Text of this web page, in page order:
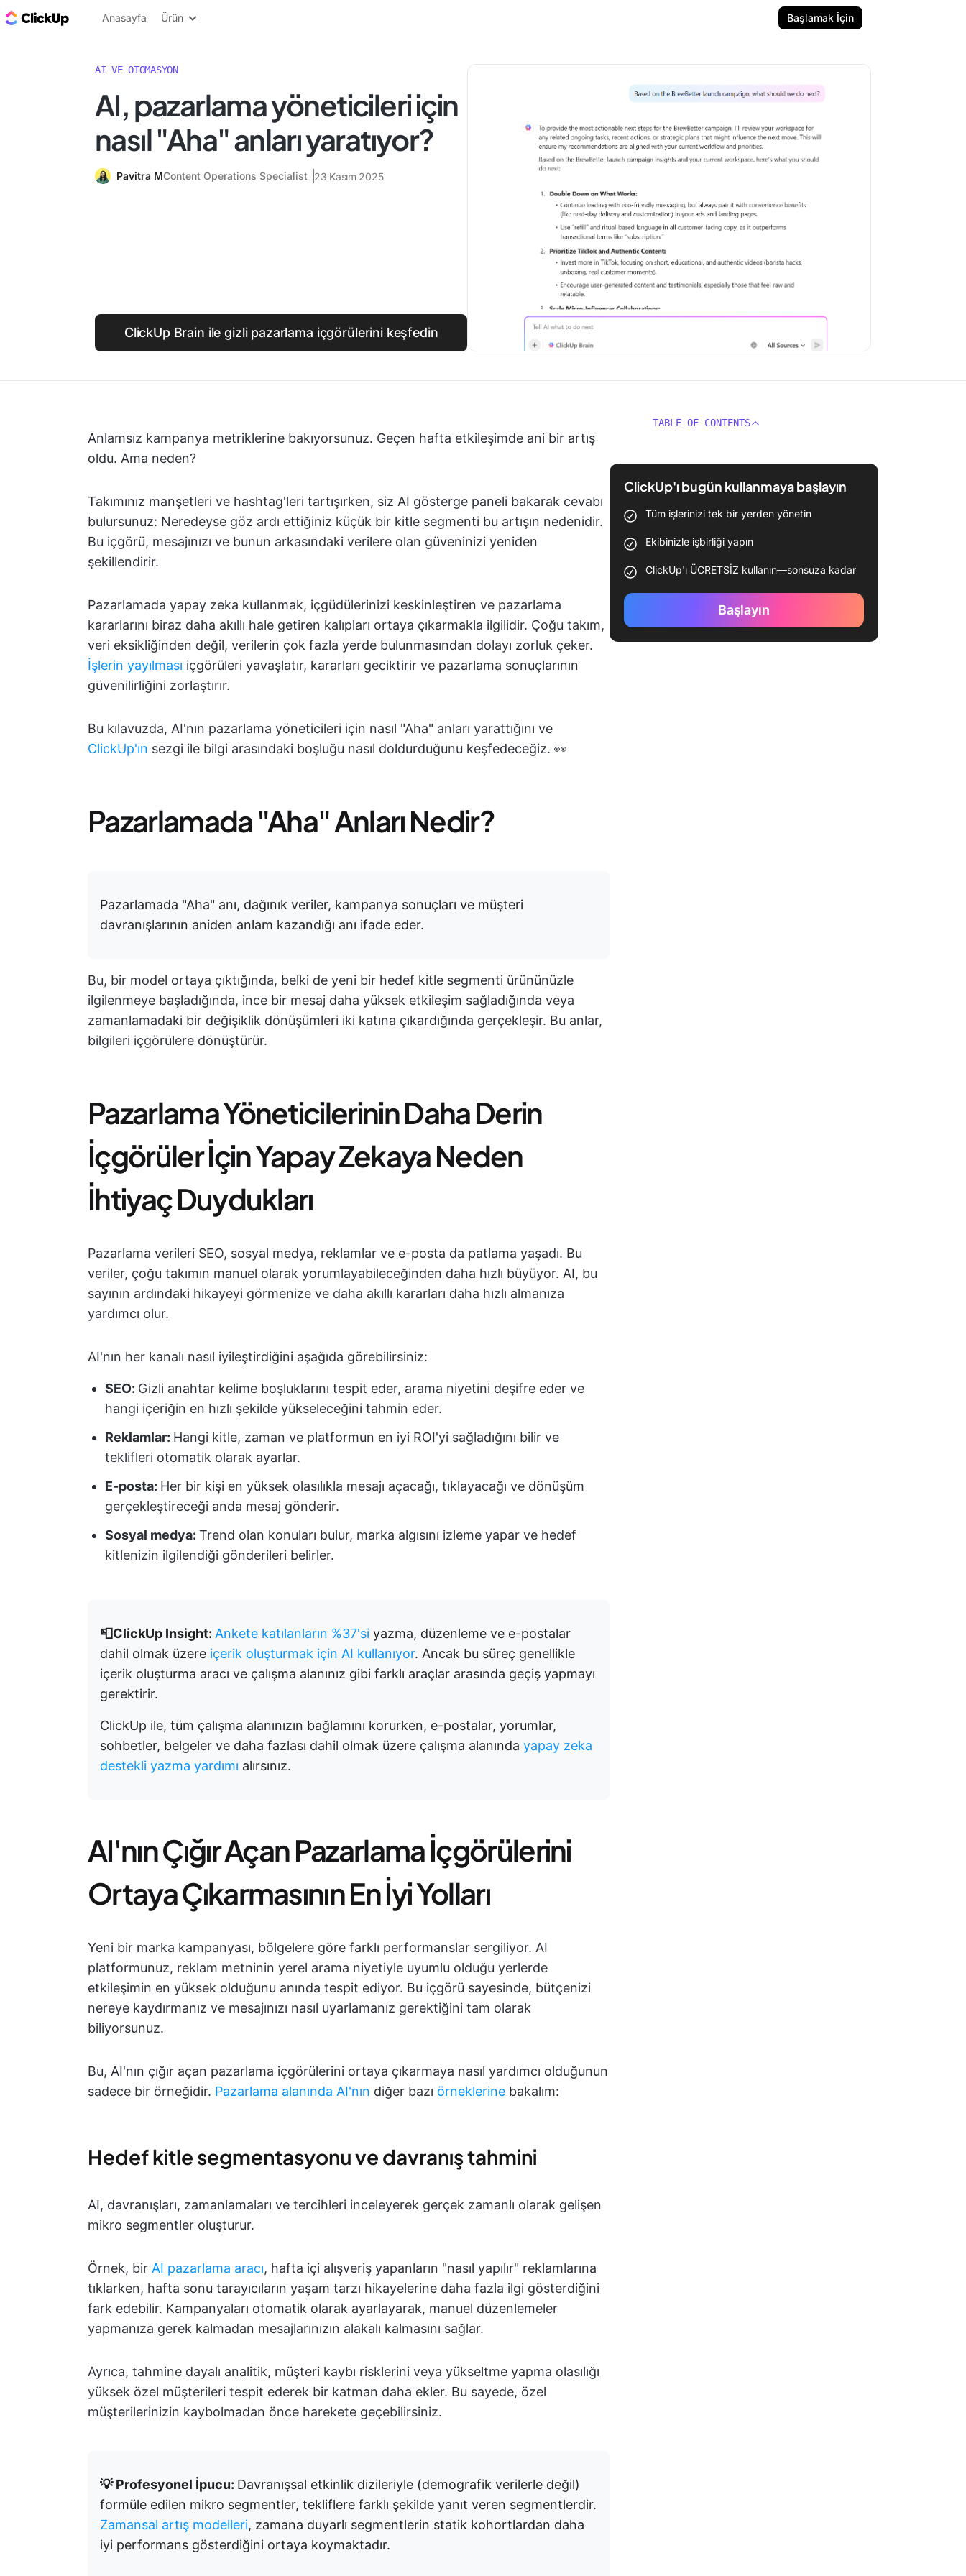
ClickUp Blog
Anasayfa Ürün Başlamak İçin
AI VE OTOMASYON
AI, pazarlama yöneticileri için
nasıl "Aha" anları yaratıyor?
Pavitra MContent Operations Specialist 23 Kasım 2025
ClickUp Brain ile gizli pazarlama içgörülerini keşfedin
Anlamsız kampanya metriklerine bakıyorsunuz. Geçen hafta etkileşimde ani bir artış
oldu. Ama neden?
Takımınız manşetleri ve hashtag'leri tartışırken, siz AI gösterge paneli bakarak cevabı
bulursunuz: Neredeyse göz ardı ettiğiniz küçük bir kitle segmenti bu artışın nedenidir.
Bu içgörü, mesajınızı ve bunun arkasındaki verilere olan güveninizi yeniden
şekillendirir.
Pazarlamada yapay zeka kullanmak, içgüdülerinizi keskinleştiren ve pazarlama
kararlarını biraz daha akıllı hale getiren kalıpları ortaya çıkarmakla ilgilidir. Çoğu takım,
veri eksikliğinden değil, verilerin çok fazla yerde bulunmasından dolayı zorluk çeker.
İşlerin yayılması içgörüleri yavaşlatır, kararları geciktirir ve pazarlama sonuçlarının
güvenilirliğini zorlaştırır.
Bu kılavuzda, AI'nın pazarlama yöneticileri için nasıl "Aha" anları yarattığını ve
ClickUp'ın sezgi ile bilgi arasındaki boşluğu nasıl doldurduğunu keşfedeceğiz. 👀
Pazarlamada "Aha" Anları Nedir?
Pazarlamada "Aha" anı, dağınık veriler, kampanya sonuçları ve müşteri
davranışlarının aniden anlam kazandığı anı ifade eder.
Bu, bir model ortaya çıktığında, belki de yeni bir hedef kitle segmenti ürününüzle
ilgilenmeye başladığında, ince bir mesaj daha yüksek etkileşim sağladığında veya
zamanlamadaki bir değişiklik dönüşümleri iki katına çıkardığında gerçekleşir. Bu anlar,
bilgileri içgörülere dönüştürür.
Pazarlama Yöneticilerinin Daha Derin
İçgörüler İçin Yapay Zekaya Neden
İhtiyaç Duydukları
Pazarlama verileri SEO, sosyal medya, reklamlar ve e-posta da patlama yaşadı. Bu
veriler, çoğu takımın manuel olarak yorumlayabileceğinden daha hızlı büyüyor. AI, bu
sayının ardındaki hikayeyi görmenize ve daha akıllı kararları daha hızlı almanıza
yardımcı olur.
AI'nın her kanalı nasıl iyileştirdiğini aşağıda görebilirsiniz:
SEO: Gizli anahtar kelime boşluklarını tespit eder, arama niyetini deşifre eder ve
hangi içeriğin en hızlı şekilde yükseleceğini tahmin eder.
Reklamlar: Hangi kitle, zaman ve platformun en iyi ROI'yi sağladığını bilir ve
teklifleri otomatik olarak ayarlar.
E-posta: Her bir kişi en yüksek olasılıkla mesajı açacağı, tıklayacağı ve dönüşüm
gerçekleştireceği anda mesaj gönderir.
Sosyal medya: Trend olan konuları bulur, marka algısını izleme yapar ve hedef
kitlenizin ilgilendiği gönderileri belirler.
📮ClickUp Insight: Ankete katılanların %37'si yazma, düzenleme ve e-postalar
dahil olmak üzere içerik oluşturmak için AI kullanıyor. Ancak bu süreç genellikle
içerik oluşturma aracı ve çalışma alanınız gibi farklı araçlar arasında geçiş yapmayı
gerektirir.
ClickUp ile, tüm çalışma alanınızın bağlamını korurken, e-postalar, yorumlar,
sohbetler, belgeler ve daha fazlası dahil olmak üzere çalışma alanında yapay zeka
destekli yazma yardımı alırsınız.
AI'nın Çığır Açan Pazarlama İçgörülerini
Ortaya Çıkarmasının En İyi Yolları
Yeni bir marka kampanyası, bölgelere göre farklı performanslar sergiliyor. AI
platformunuz, reklam metninin yerel arama niyetiyle uyumlu olduğu yerlerde
etkileşimin en yüksek olduğunu anında tespit ediyor. Bu içgörü sayesinde, bütçenizi
nereye kaydırmanız ve mesajınızı nasıl uyarlamanız gerektiğini tam olarak
biliyorsunuz.
Bu, AI'nın çığır açan pazarlama içgörülerini ortaya çıkarmaya nasıl yardımcı olduğunun
sadece bir örneğidir. Pazarlama alanında AI'nın diğer bazı örneklerine bakalım:
Hedef kitle segmentasyonu ve davranış tahmini
AI, davranışları, zamanlamaları ve tercihleri inceleyerek gerçek zamanlı olarak gelişen
mikro segmentler oluşturur.
Örnek, bir AI pazarlama aracı, hafta içi alışveriş yapanların "nasıl yapılır" reklamlarına
tıklarken, hafta sonu tarayıcıların yaşam tarzı hikayelerine daha fazla ilgi gösterdiğini
fark edebilir. Kampanyaları otomatik olarak ayarlayarak, manuel düzenlemeler
yapmanıza gerek kalmadan mesajlarınızın alakalı kalmasını sağlar.
Ayrıca, tahmine dayalı analitik, müşteri kaybı risklerini veya yükseltme yapma olasılığı
yüksek özel müşterileri tespit ederek bir katman daha ekler. Bu sayede, özel
müşterilerinizin kaybolmadan önce harekete geçebilirsiniz.
💡 Profesyonel İpucu: Davranışsal etkinlik dizileriyle (demografik verilerle değil)
formüle edilen mikro segmentler, tekliflere farklı şekilde yanıt veren segmentlerdir.
Zamansal artış modelleri, zamana duyarlı segmentlerin statik kohortlardan daha
iyi performans gösterdiğini ortaya koymaktadır.
TABLE OF CONTENTS
ClickUp'ı bugün kullanmaya başlayın
Tüm işlerinizi tek bir yerden yönetin
Ekibinizle işbirliği yapın
ClickUp'ı ÜCRETSİZ kullanın—sonsuza kadar
Başlayın